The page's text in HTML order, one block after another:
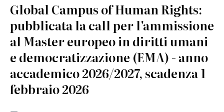
Global Campus of Human Rights:
pubblicata la call per l'ammissione
al Master europeo in diritti umani
e democratizzazione (EMA) - anno
accademico 2026/2027, scadenza 1
febbraio 2026